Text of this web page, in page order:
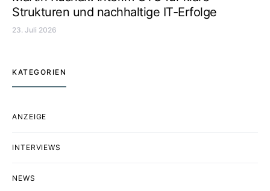
Strukturen und nachhaltige IT-Erfolge
23. Juli 2026
KATEGORIEN
ANZEIGE
INTERVIEWS
NEWS